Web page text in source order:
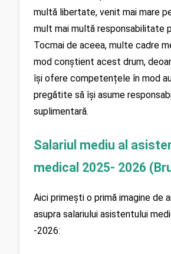
multă libertate, venit mai mare
mult mai multă responsabilitate
Tocmai de aceea, multe cadre
mod conștient acest drum,
își ofere competențele în mod
pregătite să își asume
suplimentară.
Salariul mediu al
medical 2025- 2026
Aici primești o primă imagine de
asupra salariului asistentului
-2026: